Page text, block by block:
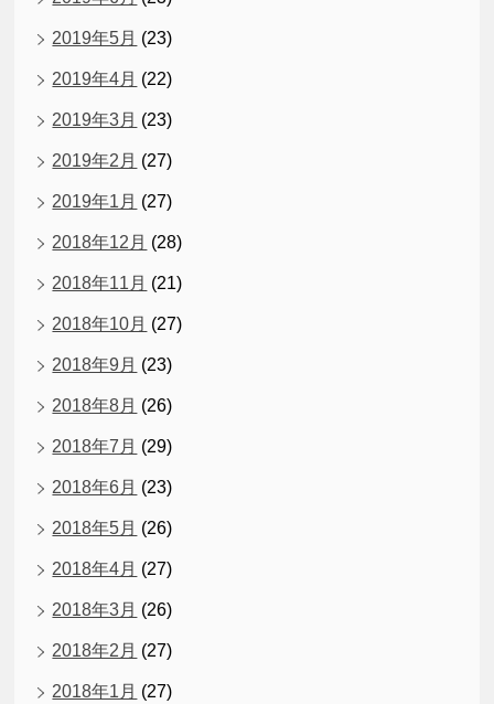
2019年5月 (23)
2019年4月 (22)
2019年3月 (23)
2019年2月 (27)
2019年1月 (27)
2018年12月 (28)
2018年11月 (21)
2018年10月 (27)
2018年9月 (23)
2018年8月 (26)
2018年7月 (29)
2018年6月 (23)
2018年5月 (26)
2018年4月 (27)
2018年3月 (26)
2018年2月 (27)
2018年1月 (27)